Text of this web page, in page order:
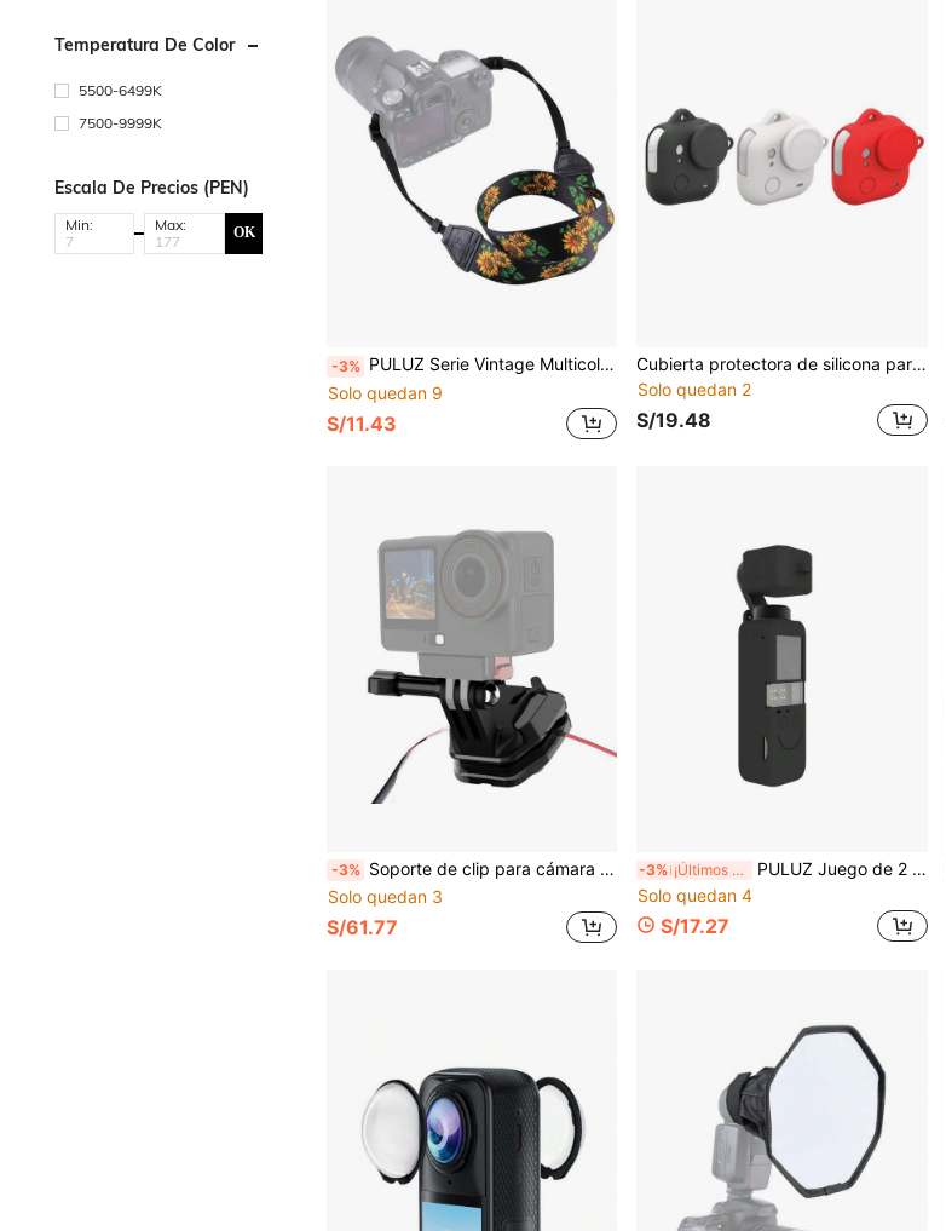
Temperatura De Color
5500-6499K
7500-9999K
Escala De Precios (PEN)
Min: Max: OK
-3% PULUZ Serie Vintage Multicolor Correa de Hombro y Cuello para Cámara con Girasol, Adecuada para Cámaras DSLR/Digital SLR
Solo quedan 9
S/11.43
Cubierta protectora de silicona para el Body de Insta360 GO Ultra PULUZ con tapa de lente y cordones
Solo quedan 2
S/19.48
-3% Soporte de clip para cámara de acción en motocicleta PULUZ para Hero12 Negro / Osmo Action 4 / X4 / Ace Pro y otras cámaras de acción (Negro)
Solo quedan 3
S/61.77
-3% ¡Últimos 2 días
PULUZ Juego de 2 en 1 Funda de Silicona para OSMO Pocket 2 (Negro)
Solo quedan 4
S/17.27